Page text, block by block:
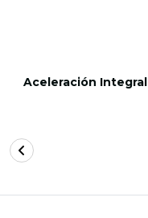
Aceleración Integral